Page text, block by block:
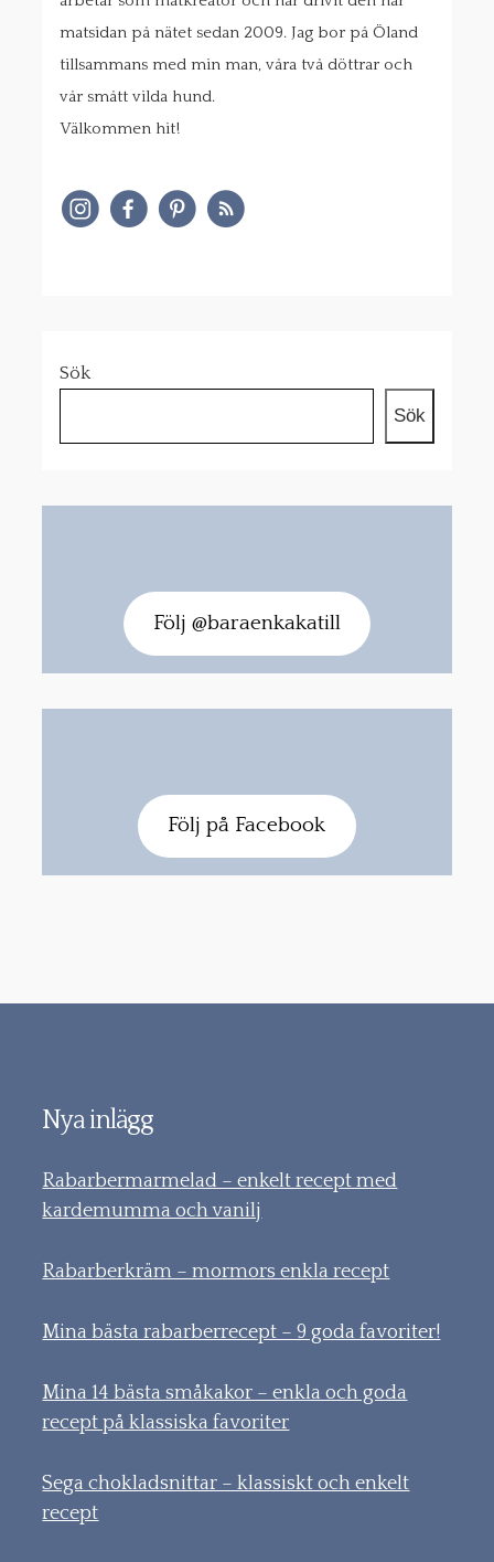
matsidan på nätet sedan 2009. Jag bor på Öland
tillsammans med min man, våra två döttrar och
vår smått vilda hund.
Välkommen hit!
Sök
Sök
Följ @baraenkakatill
Följ på Facebook
Nya inlägg
Rabarbermarmelad – enkelt recept med
kardemumma och vanilj
Rabarberkräm – mormors enkla recept
Mina bästa rabarberrecept – 9 goda favoriter!
Mina 14 bästa småkakor – enkla och goda
recept på klassiska favoriter
Sega chokladsnittar – klassiskt och enkelt
recept